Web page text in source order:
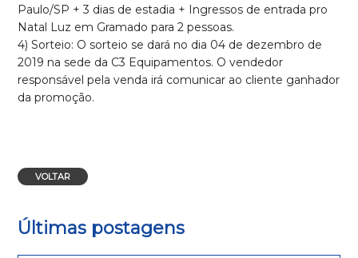
Paulo/SP + 3 dias de estadia + Ingressos de entrada pro
Natal Luz em Gramado para 2 pessoas.
4) Sorteio: O sorteio se dará no dia 04 de dezembro de
2019 na sede da C3 Equipamentos. O vendedor
responsável pela venda irá comunicar ao cliente ganhador
da promoção.
VOLTAR
Últimas postagens